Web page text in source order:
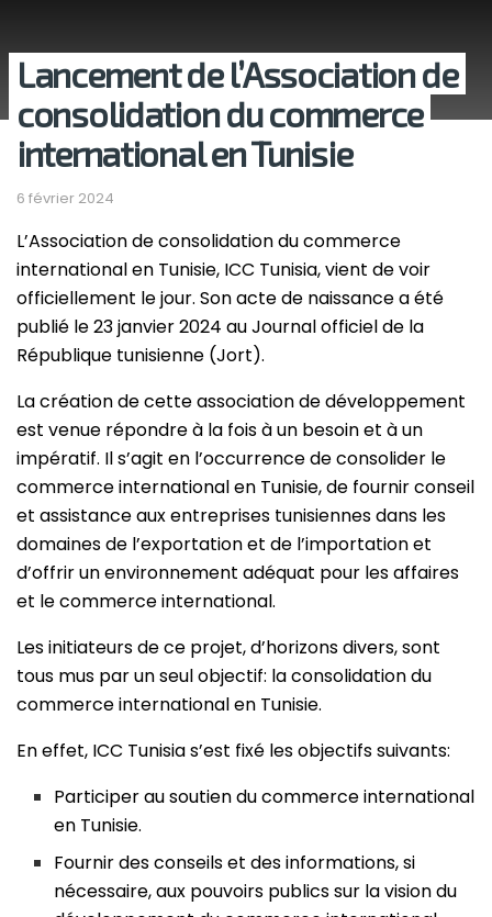
Lancement de l’Association de
consolidation du commerce
international en Tunisie
6 février 2024
L’Association de consolidation du commerce
international en Tunisie, ICC Tunisia, vient de voir
officiellement le jour. Son acte de naissance a été
publié le 23 janvier 2024 au Journal officiel de la
République tunisienne (Jort).
La création de cette association de développement
est venue répondre à la fois à un besoin et à un
impératif. Il s’agit en l’occurrence de consolider le
commerce international en Tunisie, de fournir conseil
et assistance aux entreprises tunisiennes dans les
domaines de l’exportation et de l’importation et
d’offrir un environnement adéquat pour les affaires
et le commerce international.
Les initiateurs de ce projet, d’horizons divers, sont
tous mus par un seul objectif: la consolidation du
commerce international en Tunisie.
En effet, ICC Tunisia s’est fixé les objectifs suivants:
Participer au soutien du commerce international
en Tunisie.
Fournir des conseils et des informations, si
nécessaire, aux pouvoirs publics sur la vision du